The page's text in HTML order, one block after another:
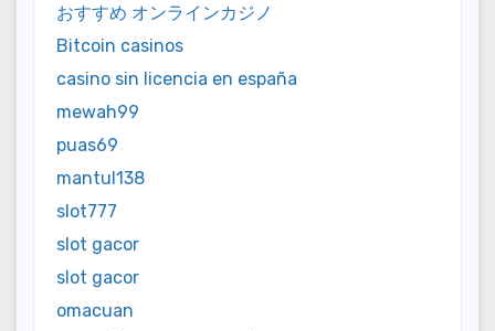
おすすめ オンラインカジノ
Bitcoin casinos
casino sin licencia en españa
mewah99
puas69
mantul138
slot777
slot gacor
slot gacor
omacuan